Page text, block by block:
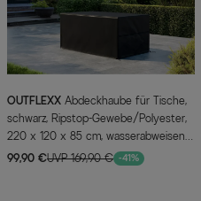
OUTFLEXX
schwarz, Ripstop-Gewebe/Polyester,
220 x 120 x 85 cm, wasserabweisend,
UV-Schutz
99,90 €UVP 169,90 € -41%